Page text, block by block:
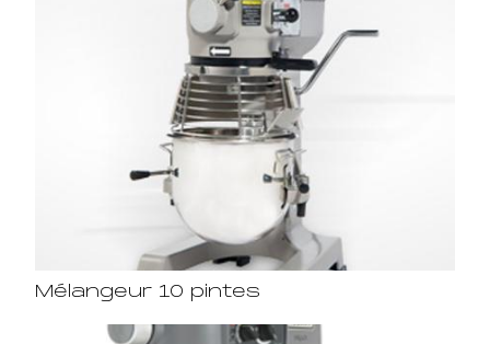
Mélangeur 10 pintes